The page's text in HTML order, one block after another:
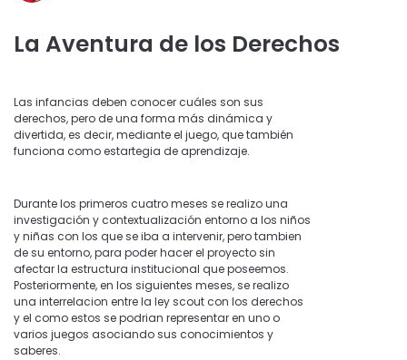
La Aventura de los Derechos
Las infancias deben conocer cuáles son sus
derechos, pero de una forma más dinámica y
divertida, es decir, mediante el juego, que también
funciona como estartegia de aprendizaje.
Durante los primeros cuatro meses se realizo una
investigación y contextualización entorno a los niños
y niñas con los que se iba a intervenir, pero tambien
de su entorno, para poder hacer el proyecto sin
afectar la estructura institucional que poseemos.
Posteriormente, en los siguientes meses, se realizo
una interrelacion entre la ley scout con los derechos
y el como estos se podrian representar en uno o
varios juegos asociando sus conocimientos y
saberes.